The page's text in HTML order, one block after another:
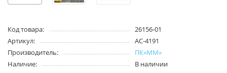
Код товара:
26156-01
Артикул:
АС-4191
Производитель:
ПК«ММ»
Наличие:
В наличии